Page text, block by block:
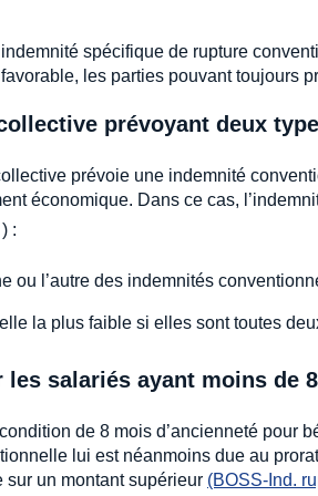
spécifique de rupture
les parties pouvant toujours
prévoyant deux
prévoie une indemnité
économique. Dans ce cas,
:
ou l’autre des indemnités
la plus faible si elles sont toutes
salariés ayant moins de
de 8 mois d’ancienneté pour
lui est néanmoins due au
sur un montant supérieur (BOSS-Ind.